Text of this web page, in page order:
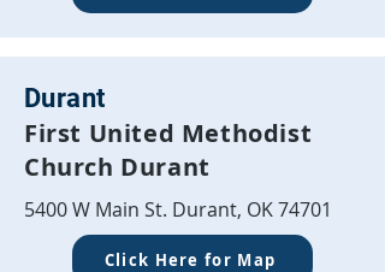
Durant
First United Methodist
Church Durant
5400 W Main St. Durant, OK 74701
Click Here for Map